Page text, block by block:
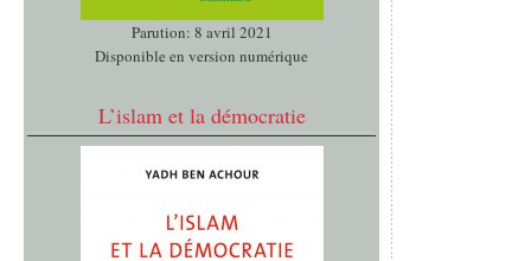
Parution: 8 avril 2021
Disponible en version numérique
L’islam et la démocratie